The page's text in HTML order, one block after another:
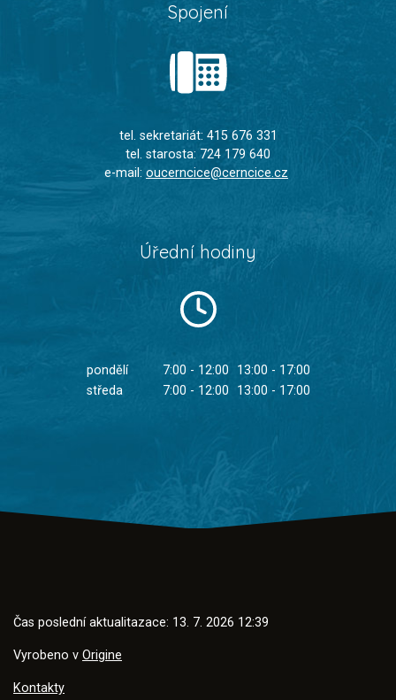
Spojení
tel. sekretariát: 415 676 331
tel. starosta: 724 179 640
e-mail: oucerncice@cerncice.cz
Úřední hodiny
pondělí 7:00 - 12:00
13:00 - 17:00
středa
7:00 - 12:00 13:00 - 17:00
Čas poslední aktualitazace: 13. 7. 2026 12:39
Vyrobeno v Origine
Kontakty